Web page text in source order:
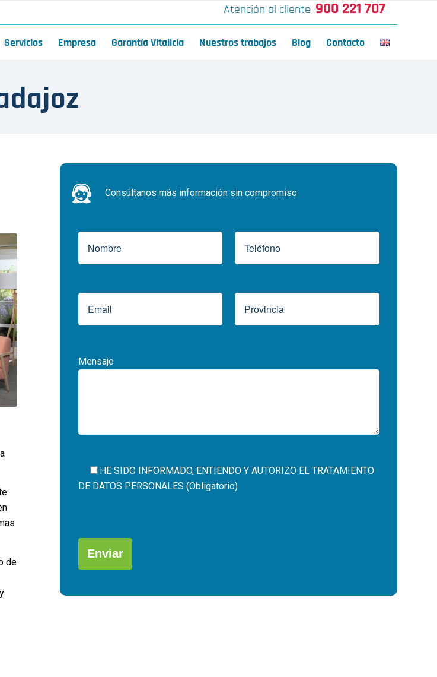
Atención al cliente 900 221 707
Servicios Empresa Garantía Vitalicia Nuestros trabajos Blog Contacto
de
Consúltanos más información sin compromiso
Mensaje
HE SIDO INFORMADO, ENTIENDO Y AUTORIZO EL TRATAMIENTO
DE DATOS PERSONALES (Obligatorio)
deja
vacío.